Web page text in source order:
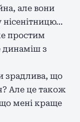
але вони
нісенітницю…
простим
динаміш з
зрадлива, що
Але це також
мені краще